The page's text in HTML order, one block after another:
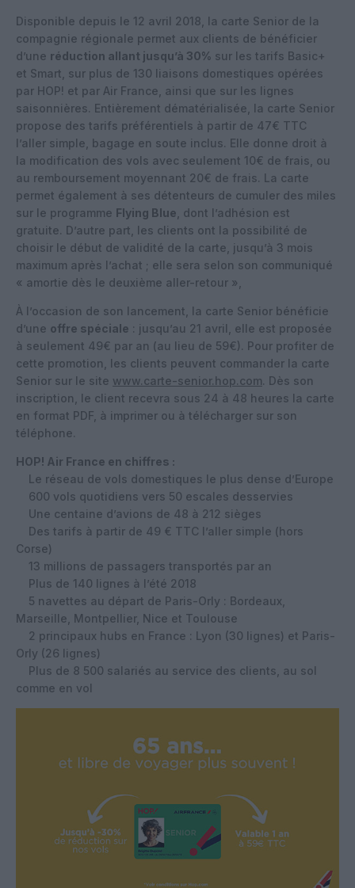
Disponible depuis le 12 avril 2018, la carte Senior de la
compagnie régionale permet aux clients de bénéficier
d’une réduction allant jusqu’à 30% sur les tarifs Basic+
et Smart, sur plus de 130 liaisons domestiques opérées
par HOP! et par Air France, ainsi que sur les lignes
saisonnières. Entièrement dématérialisée, la carte Senior
propose des tarifs préférentiels à partir de 47€ TTC
l’aller simple, bagage en soute inclus. Elle donne droit à
la modification des vols avec seulement 10€ de frais, ou
au remboursement moyennant 20€ de frais. La carte
permet également à ses détenteurs de cumuler des miles
sur le programme Flying Blue , dont l’adhésion est
gratuite. D’autre part, les clients ont la possibilité de
choisir le début de validité de la carte, jusqu’à 3 mois
maximum après l’achat ; elle sera selon son communiqué
« amortie dès le deuxième aller-retour »,
À l’occasion de son lancement, la carte Senior bénéficie
d’une offre spéciale : jusqu’au 21 avril, elle est proposée
à seulement 49€ par an (au lieu de 59€). Pour profiter de
cette promotion, les clients peuvent commander la carte
Senior sur le site www.carte-senior.hop.com. Dès son
inscription, le client recevra sous 24 à 48 heures la carte
en format PDF, à imprimer ou à télécharger sur son
téléphone.
HOP! Air France en chiffres :
Le réseau de vols domestiques le plus dense d’Europe
600 vols quotidiens vers 50 escales desservies
Une centaine d’avions de 48 à 212 sièges
Des tarifs à partir de 49 € TTC l’aller simple (hors
Corse)
13 millions de passagers transportés par an
Plus de 140 lignes à l’été 2018
5 navettes au départ de Paris-Orly : Bordeaux,
Marseille, Montpellier, Nice et Toulouse
2 principaux hubs en France : Lyon (30 lignes) et Paris-
Orly (26 lignes)
Plus de 8 500 salariés au service des clients, au sol
comme en vol